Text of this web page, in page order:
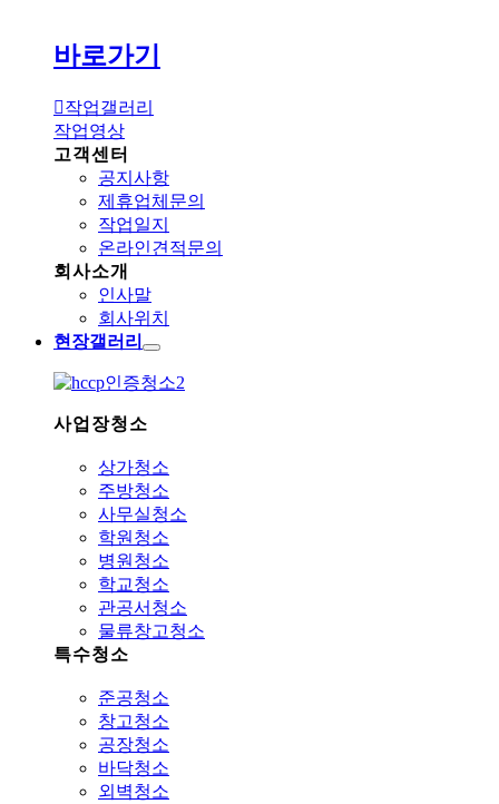
바로가기
작업갤러리
작업영상
고객센터
공지사항
제휴업체문의
작업일지
온라인견적문의
회사소개
인사말
회사위치
현장갤러리
사업장청소
상가청소
주방청소
사무실청소
학원청소
병원청소
학교청소
관공서청소
물류창고청소
특수청소
준공청소
창고청소
공장청소
바닥청소
외벽청소